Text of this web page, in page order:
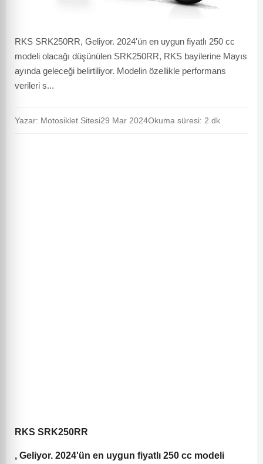
RKS SRK250RR, Geliyor. 2024'ün en uygun fiyatlı 250 cc
modeli olacağı düşünülen SRK250RR, RKS bayilerine Mayıs
ayında geleceği belirtiliyor. Modelin özellikle performans
verileri s...
Yazar: Motosiklet Sitesi29 Mar 2024Okuma süresi: 2 dk
RKS SRK250RR
, Geliyor. 2024'ün en uygun fiyatlı 250 cc modeli